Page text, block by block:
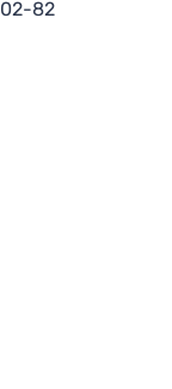
02-82